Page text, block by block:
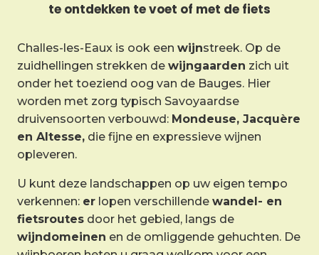
te ontdekken te voet of met de fiets
Challes-les-Eaux is ook een wijnstreek. Op de
zuidhellingen strekken de wijngaarden zich uit
onder het toeziend oog van de Bauges. Hier
worden met zorg typisch Savoyaardse
druivensoorten verbouwd: Mondeuse, Jacquère
en Altesse, die fijne en expressieve wijnen
opleveren.
U kunt deze landschappen op uw eigen tempo
verkennen: er lopen verschillende wandel- en
fietsroutes door het gebied, langs de
wijndomeinen en de omliggende gehuchten. De